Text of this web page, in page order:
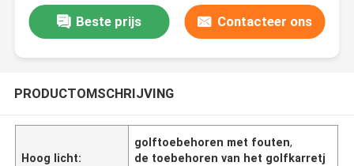
Beste prijs Contacteer ons
PRODUCTOMSCHRIJVING
Hoog licht:
golftoebehoren met fouten,
de toebehoren van het golfkarretj